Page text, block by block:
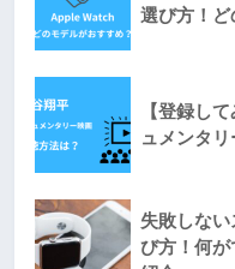
選び方！ど
【登録し
ュメンタ
失敗しな
び方！何